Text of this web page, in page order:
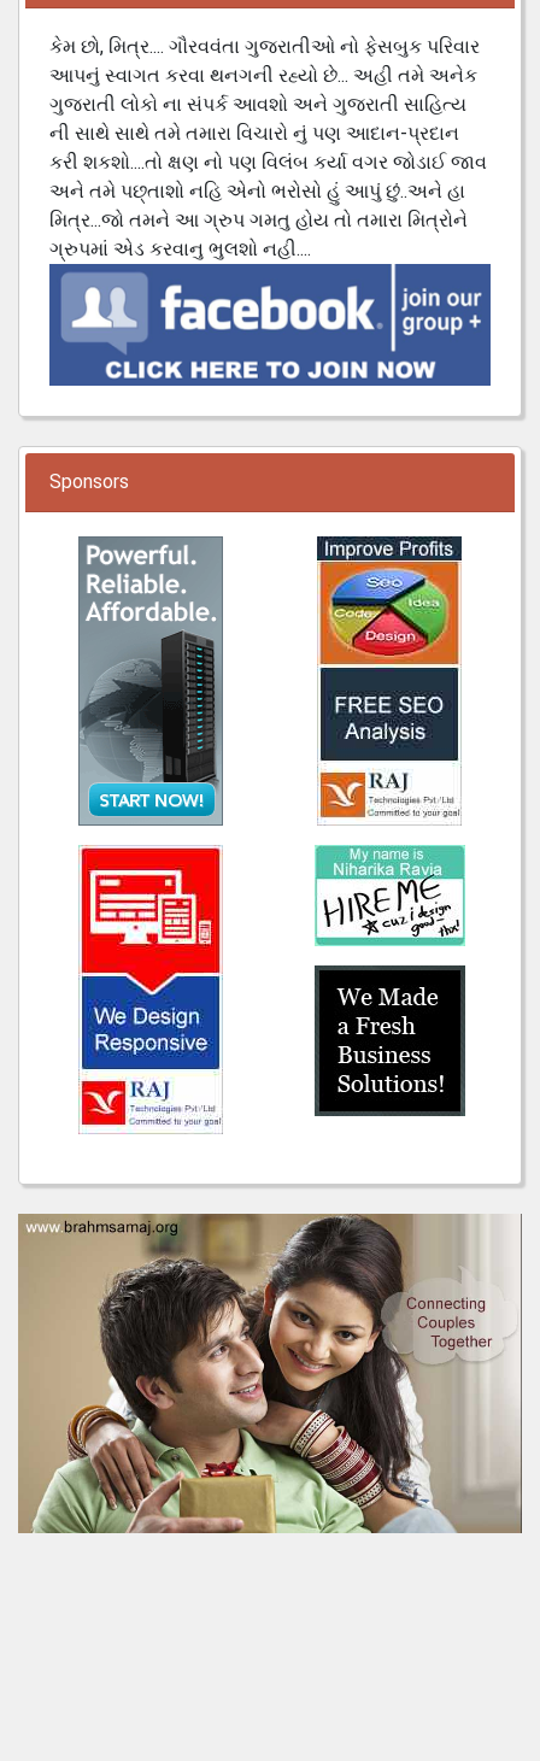
કેમ છો, મિત્ર.... ગૌરવવંતા ગુજરાતીઓ નો ફેસબુક પરિવાર
આપનું સ્વાગત કરવા થનગની રહ્યો છે... અહી તમે અનેક
ગુજરાતી લોકો ના સંપર્ક આવશો અને ગુજરાતી સાહિત્ય
ની સાથે સાથે તમે તમારા વિચારો નું પણ આદાન-પ્રદાન
કરી શકશો....તો ક્ષણ નો પણ વિલંબ કર્યા વગર જોડાઈ જાવ
અને તમે પછ્તાશો નહિ એનો ભરોસો હું આપું છું..અને હા
મિત્ર...જો તમને આ ગ્રુપ ગમતુ હોય તો તમારા મિત્રોને
ગ્રુપમાં એડ કરવાનુ ભુલશો નહી....
Sponsors